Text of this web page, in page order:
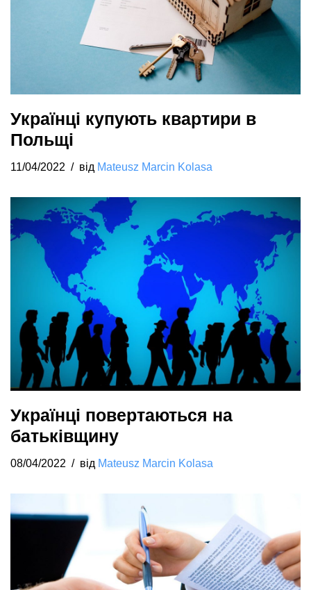
Українці купують квартири в
Польщі
11/04/2022 від Mateusz Marcin Kolasa
Українці повертаються на
батьківщину
08/04/2022 від Mateusz Marcin Kolasa